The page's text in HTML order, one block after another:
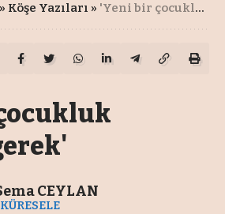
» Köşe Yazıları » 'Yeni bir çocukluk bulmak gerek'
CEYLAN